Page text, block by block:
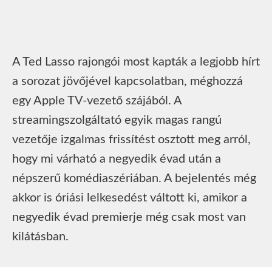
A Ted Lasso rajongói most kapták a legjobb hírt
a sorozat jövőjével kapcsolatban, méghozzá
egy Apple TV-vezető szájából. A
streamingszolgáltató egyik magas rangú
vezetője izgalmas frissítést osztott meg arról,
hogy mi várható a negyedik évad után a
népszerű komédiaszériában. A bejelentés még
akkor is óriási lelkesedést váltott ki, amikor a
negyedik évad premierje még csak most van
kilátásban.